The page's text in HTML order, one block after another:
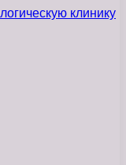
клинику